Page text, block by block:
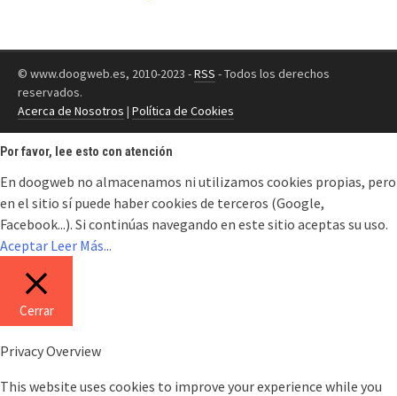
© www.doogweb.es, 2010-2023 -RSS - Todos los derechos
reservados.
Acerca de Nosotros | Política de Cookies
Por favor, lee esto con atención
En doogweb no almacenamos ni utilizamos cookies propias, pero
en el sitio sí puede haber cookies de terceros (Google,
Facebook...). Si continúas navegando en este sitio aceptas su uso.
Aceptar Leer Más...
Cerrar
Privacy Overview
This website uses cookies to improve your experience while you